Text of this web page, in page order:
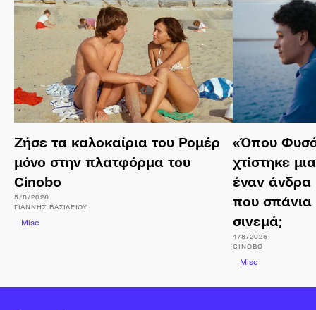
Ζήσε τα καλοκαίρια του Ρομέρ
μόνο στην πλατφόρμα του
Cinobo
5/8/2026
ΓΙΆΝΝΗΣ ΒΑΣΙΛΕΊΟΥ
Misc
«Όπου
χτίστηκε
έναν άνδρα
που σπάνια
σινεμά;
4/8/2026
CINOBO
Misc